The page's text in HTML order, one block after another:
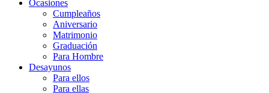
Ocasiones
Cumpleaños
Aniversario
Matrimonio
Graduación
Para Hombre
Desayunos
Para ellos
Para ellas